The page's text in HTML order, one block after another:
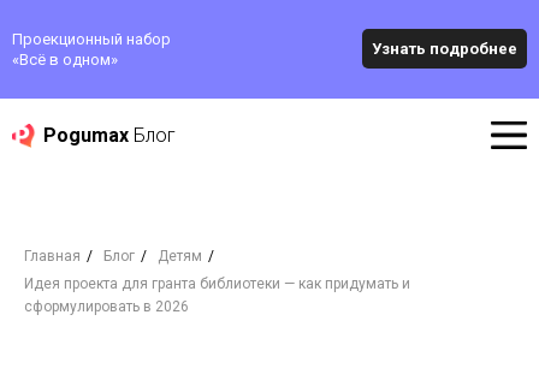
Проекционный набор
«‎Всё в одном»
Узнать подробнее
Pogumax Блог
Главная / Блог / Детям /
Идея проекта для гранта библиотеки — как придумать и
сформулировать в 2026